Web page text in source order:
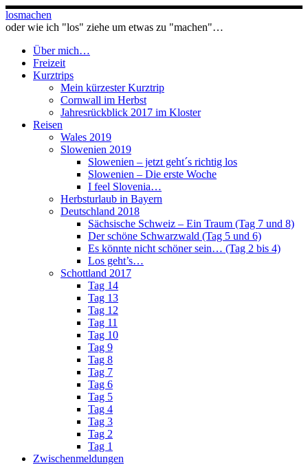
Zum
Inhalt
losmachen
oder wie ich "los" ziehe um etwas zu "machen"…
Über mich…
Freizeit
Kurztrips
Mein kürzester Kurztrip
Cornwall im Herbst
Jahresrückblick 2017 im Kloster
Reisen
Wales 2019
Slowenien 2019
Slowenien – jetzt geht´s richtig los
Slowenien – Die erste Woche
I feel Slovenia…
Herbsturlaub in Bayern
Deutschland 2018
Sächsische Schweiz – Ein Traum (Tag 7 und 8)
Der schöne Schwarzwald (Tag 5 und 6)
Es könnte nicht schöner sein… (Tag 2 bis 4)
Los geht’s…
Schottland 2017
Tag 14
Tag 13
Tag 12
Tag 11
Tag 10
Tag 9
Tag 8
Tag 7
Tag 6
Tag 5
Tag 4
Tag 3
Tag 2
Tag 1
Zwischenmeldungen